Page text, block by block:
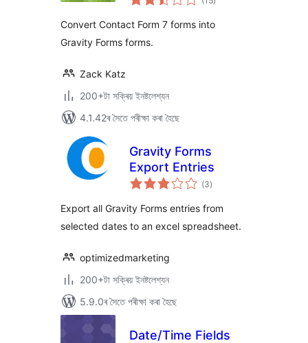
মুঠ
Convert Contact Form 7 forms into
Gravity Forms forms.
Zack Katz
200+টা সক্ৰিয় ইনষ্টলেশ্যন
4.1.42ৰ সৈতে পৰীক্ষা কৰা হৈছে
Gravity Forms
Export Entries
(3টা
মুঠ)
Export all Gravity Forms entries from
selected dates to an excel spreadsheet.
optimizedmarketing
200+টা সক্ৰিয় ইনষ্টলেশ্যন
5.9.0ৰ সৈতে পৰীক্ষা কৰা হৈছে
Date/Time Fields